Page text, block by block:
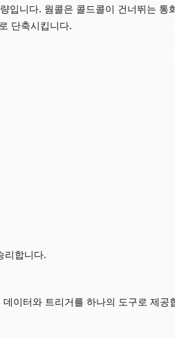
니다. 웜콜은 콜드콜이 건너뛰는 통
단축시킵니다.
리합니다.
이터와 트리거를 하나의 도구로 제공